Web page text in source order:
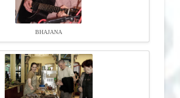
BHAJANA